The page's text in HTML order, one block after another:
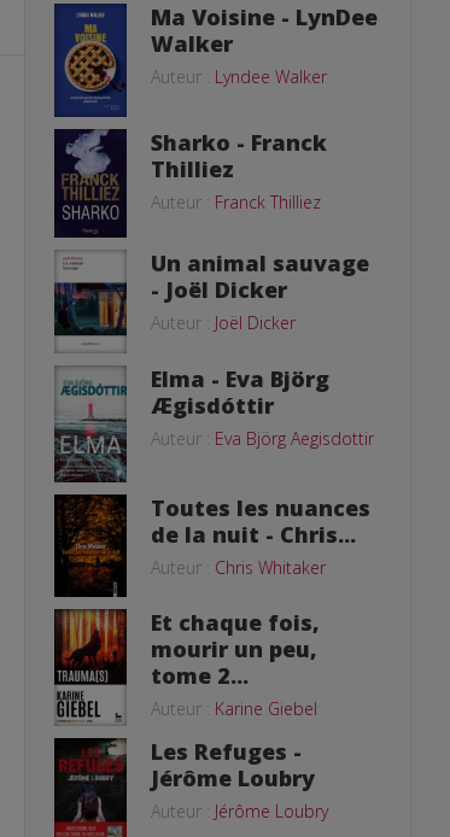
Ma Voisine - LynDee
Walker
Auteur : Lyndee Walker
Sharko - Franck
Thilliez
Auteur : Franck Thilliez
Un animal sauvage
- Joël Dicker
Auteur : Joël Dicker
Elma - Eva Björg
Ægisdóttir
Auteur : Eva Björg Aegisdottir
Toutes les nuances
de la nuit - Chris...
Auteur : Chris Whitaker
Et chaque fois,
mourir un peu,
tome 2...
Auteur : Karine Giebel
Les Refuges -
Jérôme Loubry
Auteur : Jérôme Loubry